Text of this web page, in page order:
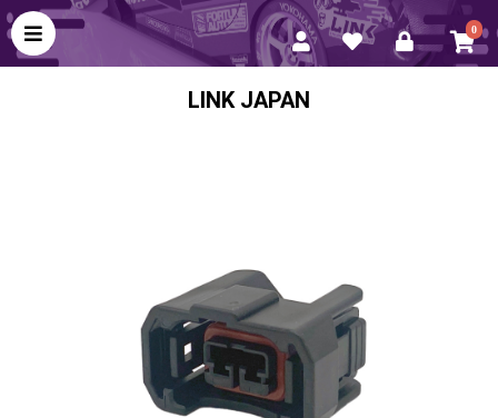
0
LINK JAPAN